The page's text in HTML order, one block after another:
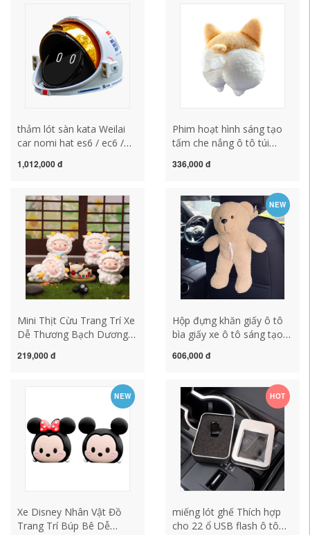
thảm lót sàn kata Weilai
car nomi hat es6 / ec6 /
mũ bảo hiểm trang trí mũ
cung cấp rèm chắn nắng ô
tô lót sàn 6d
1,012,000 đ
Phim hoạt hình sáng tạo
tấm che nắng ô tô túi
tô hộp đựng khăn giấy dễ
hộp khăn giấy ô tô gối tựa
lưng văn phòng
336,000 đ
Mini Thịt Cừu Trang Trí Xe
Dễ Thương Bạch Dương
Phòng Xe Máy Tính Để
Cho Nữ thảm cao su lót
219,000 đ
NEW
Hộp đựng khăn giấy ô tô
bìa giấy xe ô tô sáng tạo
Internet người nổi tiếng
hộp giấy gối tựa lưng sofa
cao cấp thảm lót sàn ô tô
6d
606,000 đ
NEW
Xe Disney Nhân Vật Đồ
Trang Trí Búp Bê Dễ
HOT
miếng lót ghế Thích hợp
cho 22 ổ USB flash ô tô